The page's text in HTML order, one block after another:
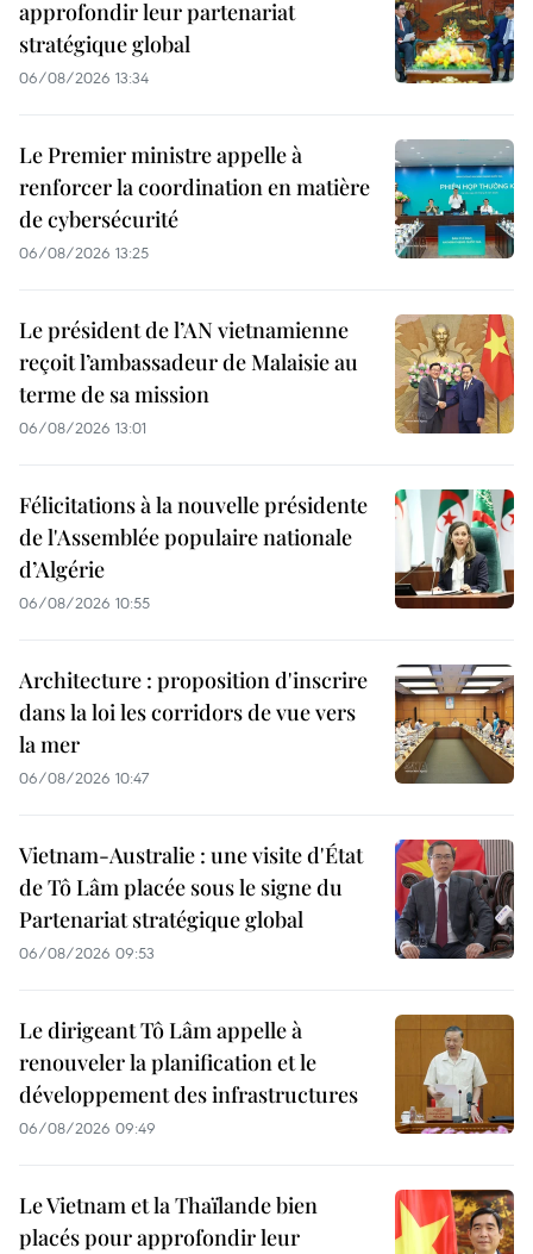
approfondir leur partenariat
stratégique global
06/08/2026 13:34
Le Premier ministre appelle à
renforcer la coordination en matière
de cybersécurité
06/08/2026 13:25
Le président de l’AN vietnamienne
reçoit l’ambassadeur de Malaisie au
terme de sa mission
06/08/2026 13:01
Félicitations à la nouvelle présidente
de l'Assemblée populaire nationale
d’Algérie
06/08/2026 10:55
Architecture : proposition d'inscrire
dans la loi les corridors de vue vers
la mer
06/08/2026 10:47
Vietnam-Australie : une visite d'État
de Tô Lâm placée sous le signe du
Partenariat stratégique global
06/08/2026 09:53
Le dirigeant Tô Lâm appelle à
renouveler la planification et le
développement des infrastructures
06/08/2026 09:49
Le Vietnam et la Thaïlande bien
placés pour approfondir leur